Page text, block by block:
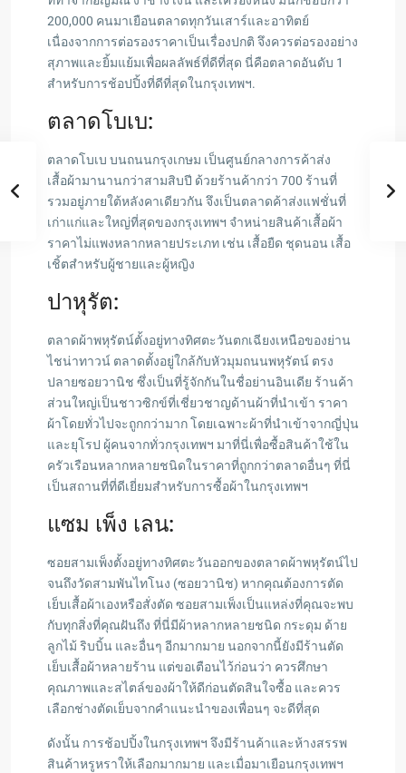
200,000 คนมาเยือนตลาดทุกวันเสาร์และอาทิตย์
เนื่องจากการต่อรองราคาเป็นเรื่องปกติ จึงควรต่อรองอย่าง
สุภาพและยิ้มแย้มเพื่อผลลัพธ์ที่ดีที่สุด นี่คือตลาดอันดับ 1
สำหรับการช้อปปิ้งที่ดีที่สุดในกรุงเทพฯ.
ตลาดโบเบ:
ตลาดโบเบ บนถนนกรุงเกษม เป็นศูนย์กลางการค้าส่ง
เสื้อผ้ามานานกว่าสามสิบปี ด้วยร้านค้ากว่า 700 ร้านที่
รวมอยู่ภายใต้หลังคาเดียวกัน จึงเป็นตลาดค้าส่งแฟชั่นที่
เก่าแก่และใหญ่ที่สุดของกรุงเทพฯ จำหน่ายสินค้าเสื้อผ้า
ราคาไม่แพงหลากหลายประเภท เช่น เสื้อยืด ชุดนอน เสื้อ
เชิ้ตสำหรับผู้ชายและผู้หญิง
ปาหุรัต:
ตลาดผ้าพหุรัตน์ตั้งอยู่ทางทิศตะวันตกเฉียงเหนือของย่าน
ไชน่าทาวน์ ตลาดตั้งอยู่ใกล้กับหัวมุมถนนพหุรัตน์ ตรง
ปลายซอยวานิช ซึ่งเป็นที่รู้จักกันในชื่อย่านอินเดีย ร้านค้า
ส่วนใหญ่เป็นชาวซิกข์ที่เชี่ยวชาญด้านผ้าที่นำเข้า ราคา
ผ้าโดยทั่วไปจะถูกกว่ามาก โดยเฉพาะผ้าที่นำเข้าจากญี่ปุ่น
และยุโรป ผู้คนจากทั่วกรุงเทพฯ มาที่นี่เพื่อซื้อสินค้าใช้ใน
ครัวเรือนหลากหลายชนิดในราคาที่ถูกกว่าตลาดอื่นๆ ที่นี่
เป็นสถานที่ที่ดีเยี่ยมสำหรับการซื้อผ้าในกรุงเทพฯ
แซม เพ็ง เลน:
ซอยสามเพ็งตั้งอยู่ทางทิศตะวันออกของตลาดผ้าพหุรัตน์ไป
จนถึงวัดสามพันไทโนง (ซอยวานิช) หากคุณต้องการตัด
เย็บเสื้อผ้าเองหรือสั่งตัด ซอยสามเพ็งเป็นแหล่งที่คุณจะพบ
กับทุกสิ่งที่คุณฝันถึง ที่นี่มีผ้าหลากหลายชนิด กระดุม ด้าย
ลูกไม้ ริบบิ้น และอื่นๆ อีกมากมาย นอกจากนี้ยังมีร้านตัด
เย็บเสื้อผ้าหลายร้าน แต่ขอเตือนไว้ก่อนว่า ควรศึกษา
คุณภาพและสไตล์ของผ้าให้ดีก่อนตัดสินใจซื้อ และควร
เลือกช่างตัดเย็บจากคำแนะนำของเพื่อนๆ จะดีที่สุด
ดังนั้น การช้อปปิ้งในกรุงเทพฯ จึงมีร้านค้าและห้างสรรพ
สินค้าหรูหราให้เลือกมากมาย และเมื่อมาเยือนกรุงเทพฯ